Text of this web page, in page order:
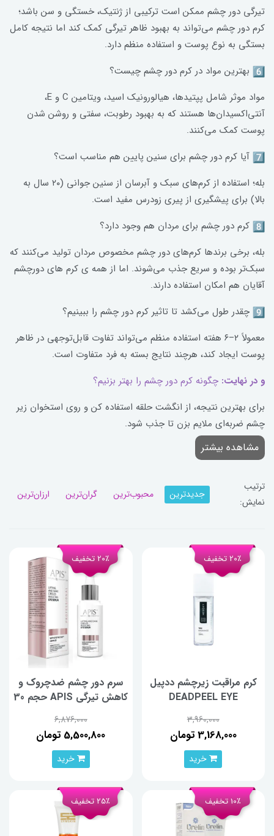
تیرگی دور چشم ممکن است ترکیبی از ژنتیک، خستگی و سن باشد؛
کرم دور چشم می‌تواند به بهبود ظاهر تیرگی کمک کند اما نتیجه کامل
بستگی به نوع پوست و استفاده منظم دارد.
بهترین مواد در کرم دور چشم چیست؟
مواد موثر شامل پپتیدها، هیالورونیک اسید، ویتامین C و E،
آنتی‌اکسیدان‌ها هستند که به بهبود رطوبت، سفتی و روشن شدن
پوست کمک می‌کنند.
آیا کرم دور چشم برای سنین پایین هم مناسب است؟
بله؛ استفاده از کرم‌های سبک و آبرسان از سنین جوانی (۲۰ سال به
بالا) برای پیشگیری از پیری زودرس مفید است.
کرم دور چشم برای مردان هم وجود دارد؟
بله، برخی برندها کرم‌های دور چشم مخصوص مردان تولید می‌کنند که
سبک‌تر بوده و سریع جذب می‌شوند. اما از همه ی کرم های دورچشم
آقایان هم امکان استفاده دارند.
چقدر طول می‌کشد تا تاثیر کرم دور چشم را ببینیم؟
معمولاً ۲–۶ هفته استفاده منظم می‌تواند تفاوت قابل‌توجهی در ظاهر
پوست ایجاد کند، هرچند نتایج بسته به فرد متفاوت است.
و در نهایت: چگونه کرم دور چشم را بهتر بزنیم؟
برای بهترین نتیجه، از انگشت حلقه استفاده کن و روی استخوان زیر
چشم ضربه‌ای ملایم بزن تا جذب شود.
مشاهده بیشتر
ترتیب
نمایش:
جدیدترین محبوب‌ترین گران‌ترین ارزان‌ترین
کرم مراقبت زیرچشم ددپیل
DEADPEEL EYE
میلی‌لیتر
3,960,000
3,168,000 تومان
20٪ تخفیف
خرید
سرم دور چشم ضدچروک و
کاهش تیرگی APIS حجم 30
6,876,000
5,500,800 تومان
20٪ تخفیف
خرید
10٪ تخفیف 25٪ تخفیف